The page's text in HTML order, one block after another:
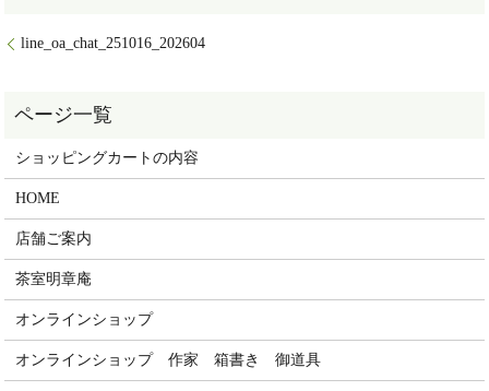
line_oa_chat_251016_202604
ショッピングカートの内容
HOME
店舗ご案内
茶室明章庵
オンラインショップ
オンラインショップ 作家 箱書き 御道具